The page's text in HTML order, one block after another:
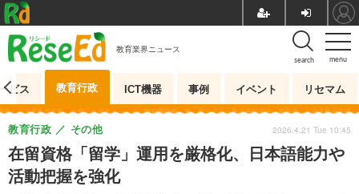
menu
search
教育業界ニュース
ビス 教育行政 ICT機器 事例 イベント リセマム
在留資格「留学」運用を厳格化、日本語能力や
活動把握を強化
教育行政 その他 2026.4.21 Tue 10:45